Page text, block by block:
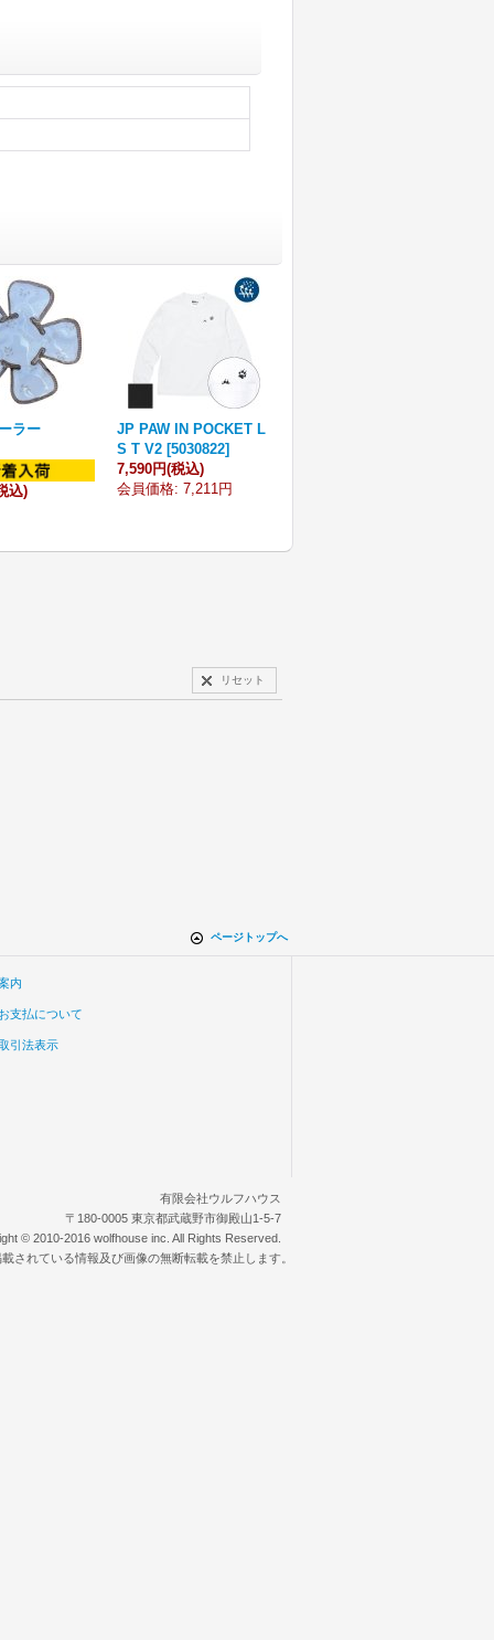
ラー
込)
JP PAW IN POCKET L
S T V2 [5030822]
7,590円(税込)
会員価格: 7,211円
リセット
ページトップへ
内
支払について
引法表示
有限会社ウルフハウス
〒180-0005 東京都武蔵野市御殿山1-5-7
© 2010-2016 wolfhouse inc. All Rights Reserved.
されている情報及び画像の無断転載を禁止します。